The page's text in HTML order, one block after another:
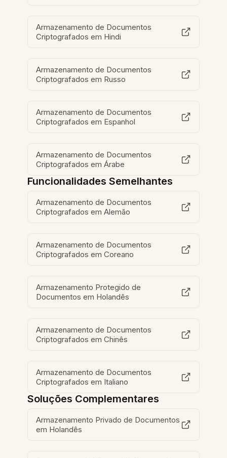
Armazenamento de Documentos
Criptografados em Hindi
Armazenamento de Documentos
Criptografados em Russo
Armazenamento de Documentos
Criptografados em Espanhol
Armazenamento de Documentos
Criptografados em Árabe
Funcionalidades Semelhantes
Armazenamento de Documentos
Criptografados em Alemão
Armazenamento de Documentos
Criptografados em Coreano
Armazenamento Protegido de
Documentos em Holandês
Armazenamento de Documentos
Criptografados em Chinês
Armazenamento de Documentos
Criptografados em Italiano
Soluções Complementares
Armazenamento Privado de Documentos
em Holandês